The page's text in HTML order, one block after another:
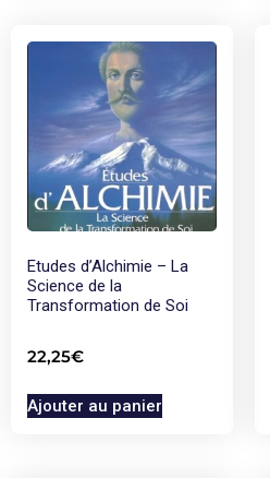
Etudes d’Alchimie – La
Science de la
Transformation de Soi
22,25€
Ajouter au panier